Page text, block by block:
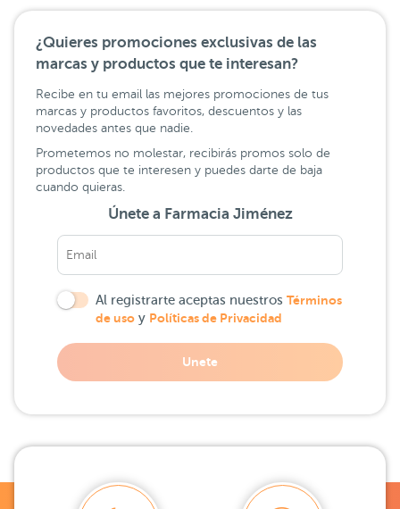
¿Quieres promociones exclusivas de las
marcas y productos que te interesan?
Recibe en tu email las mejores promociones de tus
marcas y productos favoritos, descuentos y las
novedades antes que nadie.
Prometemos no molestar, recibirás promos solo de
productos que te interesen y puedes darte de baja
cuando quieras.
Únete a Farmacia Jiménez
Al registrarte aceptas nuestros Términos
de uso y Políticas de Privacidad
Unete